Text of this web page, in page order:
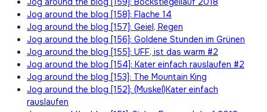
Jog around the blog [158]: Flache 14
Jog around the blog [157]: Geiel, Regen
Jog around the blog [156]: Goldene Stunden im Grünen
Jog around the blog [155]: UFF, ist das warm #2
Jog around the blog [154]: Kater einfach rauslaufen #2
Jog around the blog [153]: The Mountain King
Jog around the blog [152]: (Muskel)Kater einfach
rauslaufen